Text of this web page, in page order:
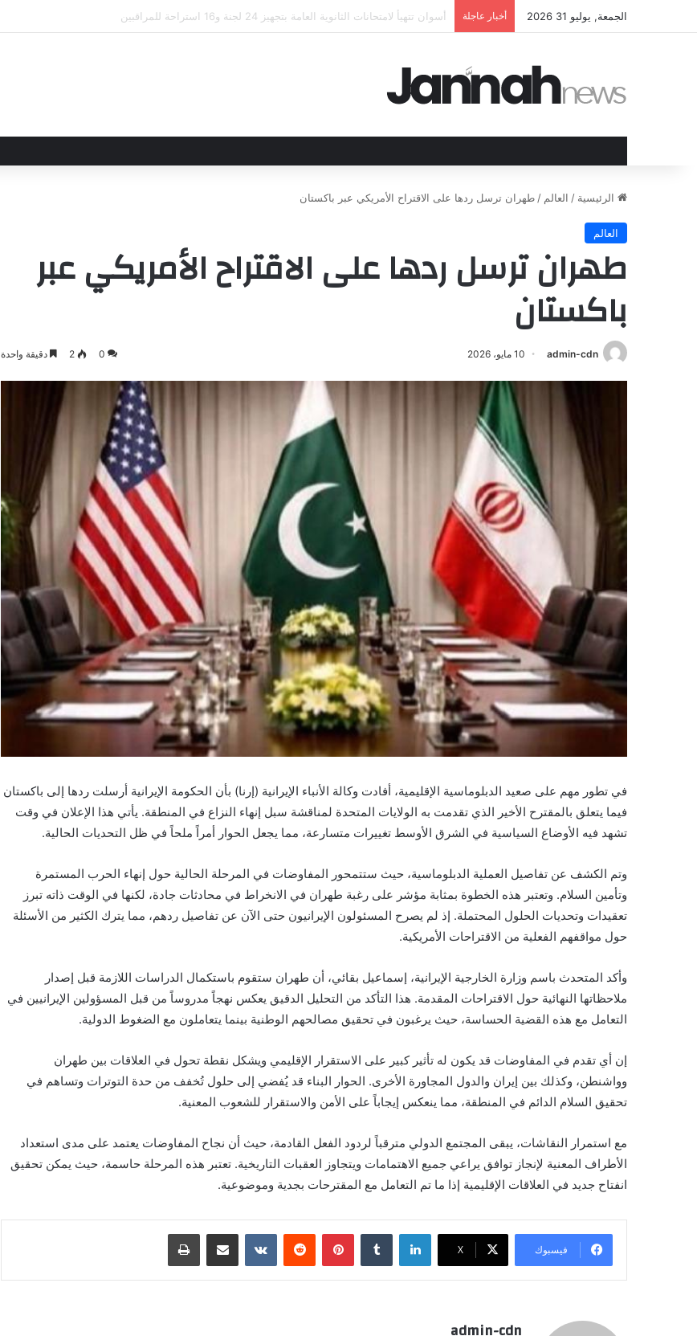
الجمعة, يوليو 31 2026 أخبار عاجلة الهند وقبرص تعززان علاقاتهما من خلال تأسيس شراكة استراتيجية جديدة
الرئيسية / العالم / طهران ترسل ردها على الاقتراح الأمريكي عبر باكستان
العالم
طهران ترسل ردها على الاقتراح الأمريكي عبر
باكستان
admin-cdn 10 مايو، 2026 0
2 دقيقة واحدة
في تطور مهم على صعيد الدبلوماسية الإقليمية، أفادت وكالة الأنباء الإيرانية (إرنا) بأن الحكومة الإيرانية أرسلت ردها إلى باكستان
فيما يتعلق بالمقترح الأخير الذي تقدمت به الولايات المتحدة لمناقشة سبل إنهاء النزاع في المنطقة. يأتي هذا الإعلان في وقت
تشهد فيه الأوضاع السياسية في الشرق الأوسط تغييرات متسارعة، مما يجعل الحوار أمراً ملحاً في ظل التحديات الحالية.
وتم الكشف عن تفاصيل العملية الدبلوماسية، حيث ستتمحور المفاوضات في المرحلة الحالية حول إنهاء الحرب المستمرة
وتأمين السلام. وتعتبر هذه الخطوة بمثابة مؤشر على رغبة طهران في الانخراط في محادثات جادة، لكنها في الوقت ذاته تبرز
تعقيدات وتحديات الحلول المحتملة. إذ لم يصرح المسئولون الإيرانيون حتى الآن عن تفاصيل ردهم، مما يترك الكثير من الأسئلة
حول مواقفهم الفعلية من الاقتراحات الأمريكية.
وأكد المتحدث باسم وزارة الخارجية الإيرانية، إسماعيل بقائي، أن طهران ستقوم باستكمال الدراسات اللازمة قبل إصدار
ملاحظاتها النهائية حول الاقتراحات المقدمة. هذا التأكد من التحليل الدقيق يعكس نهجاً مدروساً من قبل المسؤولين الإيرانيين في
التعامل مع هذه القضية الحساسة، حيث يرغبون في تحقيق مصالحهم الوطنية بينما يتعاملون مع الضغوط الدولية.
إن أي تقدم في المفاوضات قد يكون له تأثير كبير على الاستقرار الإقليمي ويشكل نقطة تحول في العلاقات بين طهران
وواشنطن، وكذلك بين إيران والدول المجاورة الأخرى. الحوار البناء قد يُفضي إلى حلول تُخفف من حدة التوترات وتساهم في
تحقيق السلام الدائم في المنطقة، مما ينعكس إيجاباً على الأمن والاستقرار للشعوب المعنية.
مع استمرار النقاشات، يبقى المجتمع الدولي مترقباً لردود الفعل القادمة، حيث أن نجاح المفاوضات يعتمد على مدى استعداد
الأطراف المعنية لإنجاز توافق يراعي جميع الاهتمامات ويتجاوز العقبات التاريخية. تعتبر هذه المرحلة حاسمة، حيث يمكن تحقيق
انفتاح جديد في العلاقات الإقليمية إذا ما تم التعامل مع المقترحات بجدية وموضوعية.
فيسبوك X
لينكدإن بينتيريست مشاركة عبر البريد طباعة